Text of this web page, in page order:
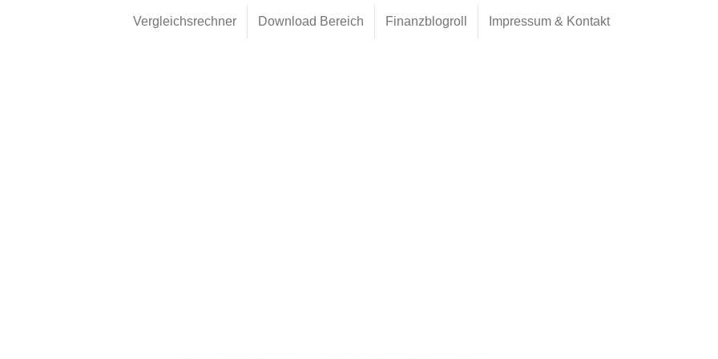
Vergleichsrechner Download Bereich Finanzblogroll Impressum & Kontakt